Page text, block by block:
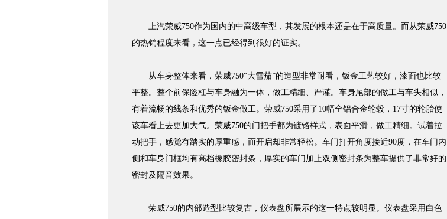
上汽荣威750作为国内的中高级车型，其发展的根本还是在于高质量。而从荣威750
的热销程度来看，这一点已经得到很好的证实。
从车身整体来看，荣威750“大雪茄”的造型非常耐看，钣金工艺较好，漆面也比较
平整。整个前保险杠与车身融为一体，做工精细、严谨。车身尾部的做工与车头相似，
有着流畅的线条和优秀的钣金做工。荣威750采用了10幅全铝合金轮毂，17寸的轮胎使
该车看上去更加大气。荣威750的门把手都为镀铬样式，表面平滑，做工精细。试着拉
动把手，感觉有踏实的厚重感，而开启却非常轻松。车门打开角度接近90度，在车门内
侧和车身门框均有高档橡胶密封条，厚实的车门加上双侧密封条为整车提供了非常好的
密封及隔音效果。
荣威750的内部造型比较复古，仪表盘所展示的这一特点较明显。仪表盘采用白色